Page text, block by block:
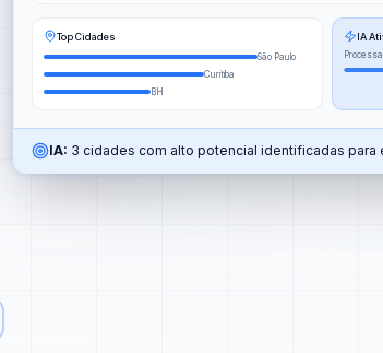
Top Cidades
São Paulo
Curitiba
BH
IA
IA: 3 cidades com alto potencial identificadas para